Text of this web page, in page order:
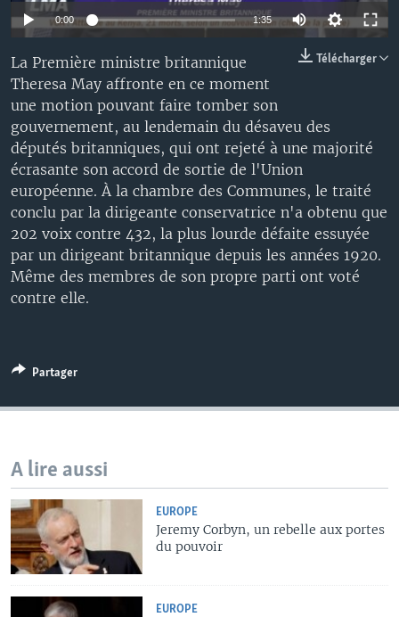
0:00 1:35
Télécharger
La Première ministre britannique
Theresa May affronte en ce moment
une motion pouvant faire tomber son
gouvernement, au lendemain du désaveu des
députés britanniques, qui ont rejeté à une majorité
écrasante son accord de sortie de l'Union
européenne. À la chambre des Communes, le traité
conclu par la dirigeante conservatrice n'a obtenu que
202 voix contre 432, la plus lourde défaite essuyée
par un dirigeant britannique depuis les années 1920.
Même des membres de son propre parti ont voté
contre elle.
Partager
A lire aussi
EUROPE
Jeremy Corbyn, un rebelle aux portes
du pouvoir
EUROPE